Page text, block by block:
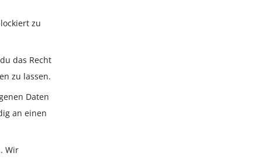
zu
das Recht
zu lassen.
Daten
an einen
Wir